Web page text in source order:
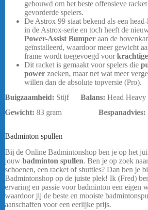
gebouwd om het beste offensieve
gevorderde spelers.
De Astrox 99 staat bekend als een
in de Astrox-serie en toch heeft de
Power-Assist Bumper aan de
geïnstalleerd, waardoor meer gewicht
frame wordt toegevoegd voor
Dit racket is gemaakt voor spelers die
power zoeken, maar net wat meer
willen dan de absolute topversie (Pro).
Buigzaamheid: Stijf Balans: Head Heavy
Gewicht: 83 gram Bespanadvies:
Badminton spullen
Bij de Online Badmintonshop ben je op het
jouw badminton spullen. Ben je op zoek
schoenen, een racket of shuttles? Dan ben je
Badmintonshop op de juiste plek! Ik (Fred)
ervaring en passie voor badminton een eigen
waardoor jij de beste en mooiste
aanschaffen voor een eerlijke prijs.